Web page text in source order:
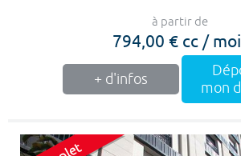
à partir de
794,00 € cc /
+ d'infos
mon